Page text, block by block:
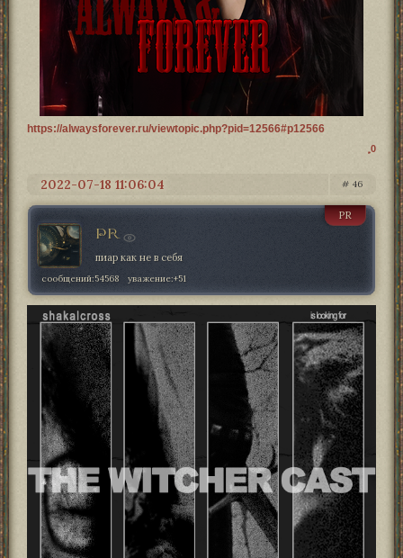
https://alwaysforever.ru/viewtopic.php?pid=12566#p12566
0
46
2022-07-18 11:06:04
PR
PR
пиар как не в себя
сообщений:54568 уважение:+51